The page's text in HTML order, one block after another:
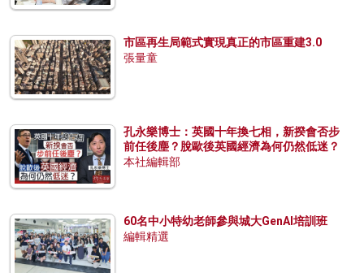
市區再生局範式實現真正的市區重建3.0
張量童
孔永樂博士：英國十年換七相，新揆會否步
前任後塵？脫歐後英國經濟為何仍然低迷？
本社編輯部
60名中小特幼老師參與城大GenAI培訓班
編輯精選